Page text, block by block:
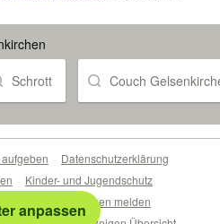
Schrott Couch
anpassen
Datenschutzerklärung
Kinder- und Jugendschutz
Sicherheitslücken melden